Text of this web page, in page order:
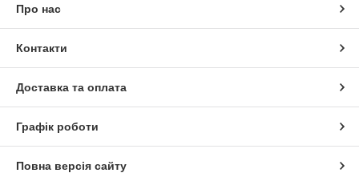
Про нас
Контакти
Доставка та оплата
Графік роботи
Повна версія сайту